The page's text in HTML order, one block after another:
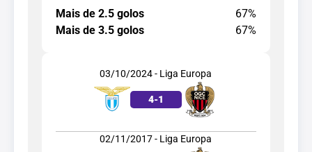
Mais de 2.5 golos
67%
Mais de 3.5 golos
67%
03/10/2024 - Liga Europa
4-1
02/11/2017 - Liga Europa